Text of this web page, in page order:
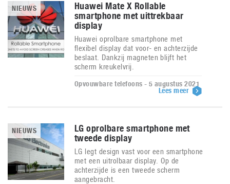
NIEUWS
Huawei Mate X Rollable
smartphone met uittrekbaar
display
Huawei oprolbare smartphone met
flexibel display dat voor- en achterzijde
beslaat. Dankzij magneten blijft het
scherm kreukelvrij.
Opvouwbare telefoons - 5 augustus 2021
Lees meer
NIEUWS
LG oprolbare smartphone met
tweede display
LG legt design vast voor een smartphone
met een uitrolbaar display. Op de
achterzijde is een tweede scherm
aangebracht.